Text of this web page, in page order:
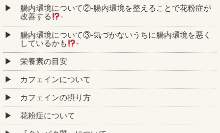
腸内環境について②‐腸内環境を整えることで花粉症が
改善する
‐
腸内環境について③‐気づかないうちに腸内環境を悪く
しているかも
‐
栄養素の目安
カフェインについて
カフェインの摂り方
花粉症について